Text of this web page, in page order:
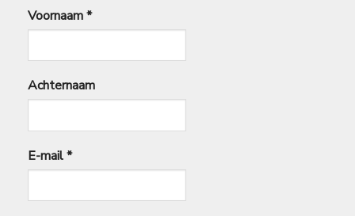
Voornaam*
Achternaam
E-mail*